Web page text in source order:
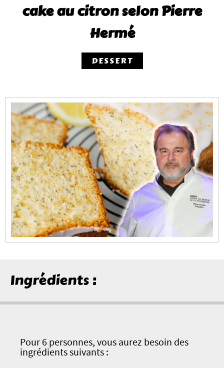
cake au citron selon Pierre
Hermé
DESSERT
Ingrédients :
Pour 6 personnes, vous aurez besoin des
ingrédients suivants :